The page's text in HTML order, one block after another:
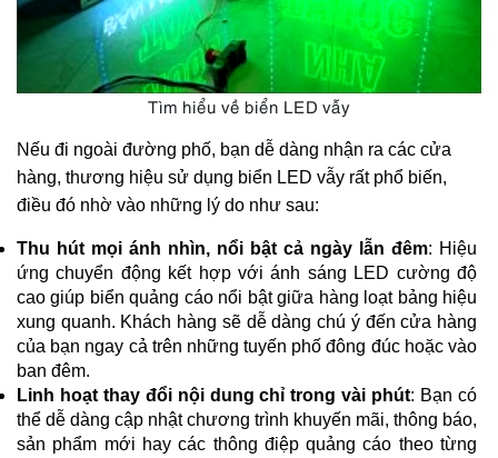
Tìm hiểu về biển LED vẫy
Nếu đi ngoài đường phố, bạn dễ dàng nhận ra các cửa
hàng, thương hiệu sử dụng biển LED vẫy rất phổ biến,
điều đó nhờ vào những lý do như sau:
Thu hút mọi ánh nhìn, nổi bật cả ngày lẫn đêm: Hiệu
ứng chuyển động kết hợp với ánh sáng LED cường độ
cao giúp biển quảng cáo nổi bật giữa hàng loạt bảng hiệu
xung quanh. Khách hàng sẽ dễ dàng chú ý đến cửa hàng
của bạn ngay cả trên những tuyến phố đông đúc hoặc vào
ban đêm.
Linh hoạt thay đổi nội dung chỉ trong vài phút: Bạn có
thể dễ dàng cập nhật chương trình khuyến mãi, thông báo,
sản phẩm mới hay các thông điệp quảng cáo theo từng